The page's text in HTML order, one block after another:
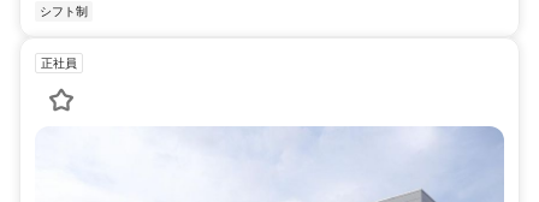
シフト制
正社員